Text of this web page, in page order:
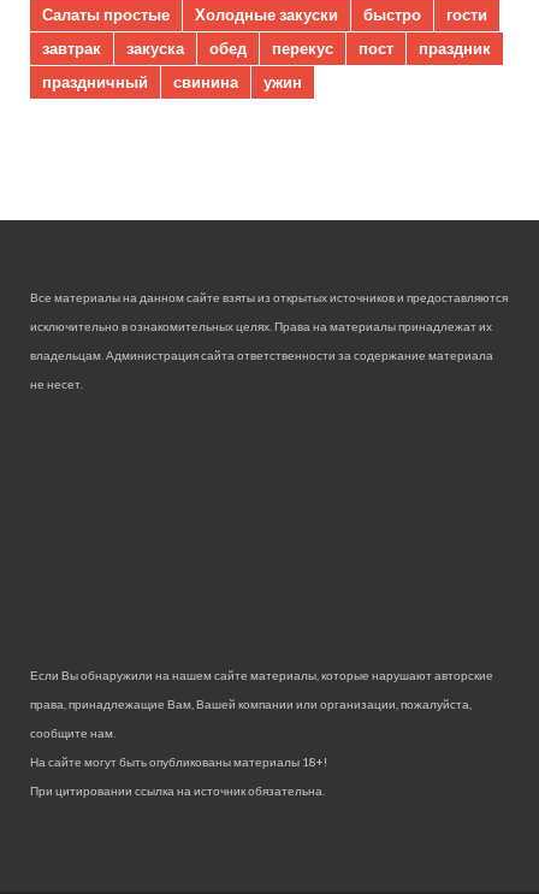
Салаты простые
Холодные закуски быстро
гости
завтрак
закуска обед перекус пост
праздник
праздничный
свинина ужин
Все материалы на данном сайте взяты из открытых источников и предоставляются
исключительно в ознакомительных целях. Права на материалы принадлежат их
владельцам. Администрация сайта ответственности за содержание материала
не несет.
Если Вы обнаружили на нашем сайте материалы, которые нарушают авторские
права, принадлежащие Вам, Вашей компании или организации, пожалуйста,
сообщите нам.
На сайте могут быть опубликованы материалы 18+!
При цитировании ссылка на источник обязательна.